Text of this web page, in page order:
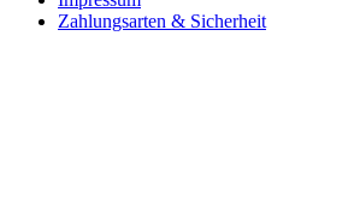
Zahlungsarten & Sicherheit